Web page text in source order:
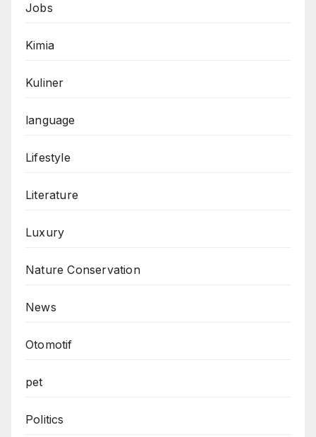
Jobs
Kimia
Kuliner
language
Lifestyle
Literature
Luxury
Nature Conservation
News
Otomotif
pet
Politics